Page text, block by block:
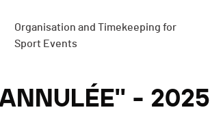
Organisation and Timekeeping for
Sport Events
- 2025